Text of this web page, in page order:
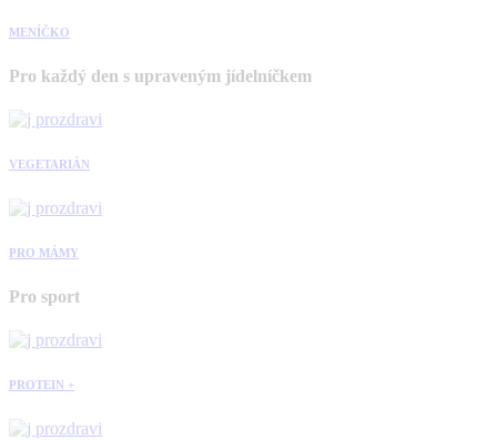
MENÍČKO
Pro každý den s upraveným jídelníčkem
VEGETARIÁN
PRO MÁMY
Pro sport
PROTEIN +